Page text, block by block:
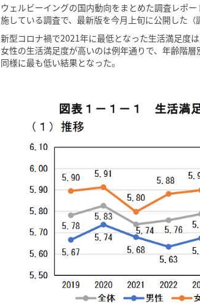
ウェルビーイングの国内動向をまとめた調査レポー
施している調査で、最新版を今月上旬に公開した
新型コロナ禍で2021年に最低となった生活満足度
女性の生活満足度が高いのは例年通りで、年齢階
同様に最も低い結果となった。